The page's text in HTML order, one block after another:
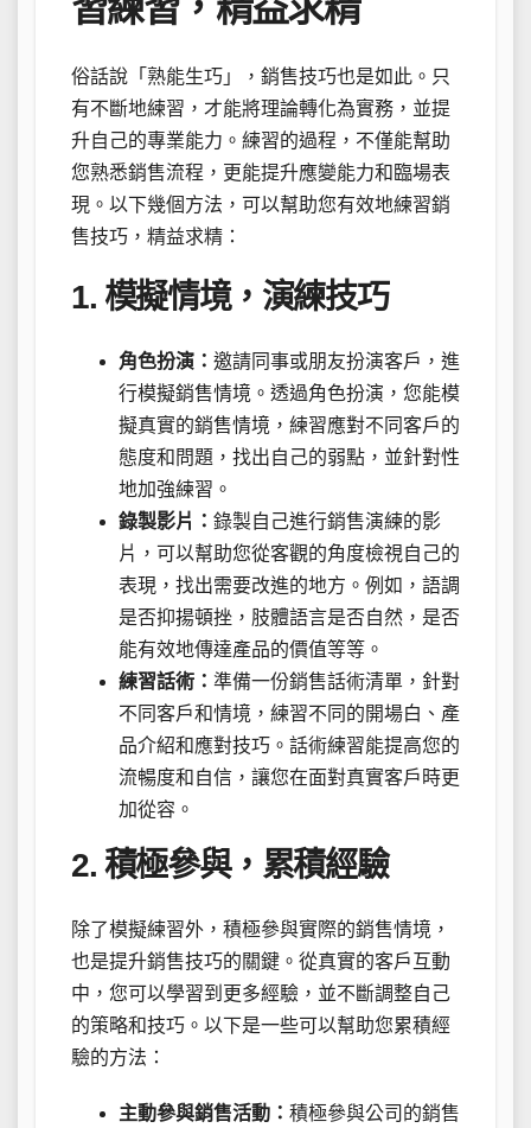
俗話說「熟能生巧」，銷售技巧也是如此。只
有不斷地練習，才能將理論轉化為實務，並提
升自己的專業能力。練習的過程，不僅能幫助
您熟悉銷售流程，更能提升應變能力和臨場表
現。以下幾個方法，可以幫助您有效地練習銷
售技巧，精益求精：
1. 模擬情境，演練技巧
角色扮演： 邀請同事或朋友扮演客戶，進
行模擬銷售情境。透過角色扮演，您能模
擬真實的銷售情境，練習應對不同客戶的
態度和問題，找出自己的弱點，並針對性
地加強練習。
錄製影片： 錄製自己進行銷售演練的影
片，可以幫助您從客觀的角度檢視自己的
表現，找出需要改進的地方。例如，語調
是否抑揚頓挫，肢體語言是否自然，是否
能有效地傳達產品的價值等等。
練習話術： 準備一份銷售話術清單，針對
不同客戶和情境，練習不同的開場白、產
品介紹和應對技巧。話術練習能提高您的
流暢度和自信，讓您在面對真實客戶時更
加從容。
2. 積極參與，累積經驗
除了模擬練習外，積極參與實際的銷售情境，
也是提升銷售技巧的關鍵。從真實的客戶互動
中，您可以學習到更多經驗，並不斷調整自己
的策略和技巧。以下是一些可以幫助您累積經
驗的方法：
主動參與銷售活動： 積極參與公司的銷售